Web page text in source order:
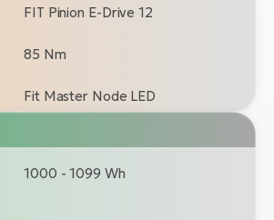
FIT Pinion E-Drive 12
85 Nm
Fit Master Node LED
1000 - 1099 Wh